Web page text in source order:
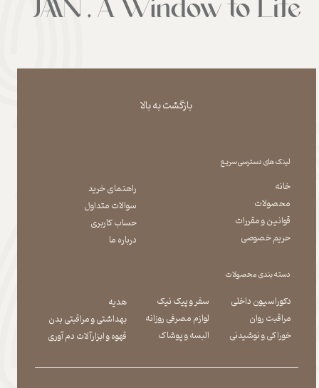
بازگشت به بالا
لینک های دسترسی سریع
دسته بندی محصولات
خانه
محصولات
قوانین و مقررات
حریم خصوصی
راهنمای خرید
سوالات متداول
حساب کاربری
درباره ما
دکوراسیون داخلی
مراقبت روان
​​​​​​​خوراکی و نوشیدنی
سفر و پیک نیک
لوازم مصرفی روزانه
​​​​​​​البسه و پوشاک
هدیه
بهداشتی و مراقبتی بدن
​​​​​​​قهوه و ابزارآلات دم آوری